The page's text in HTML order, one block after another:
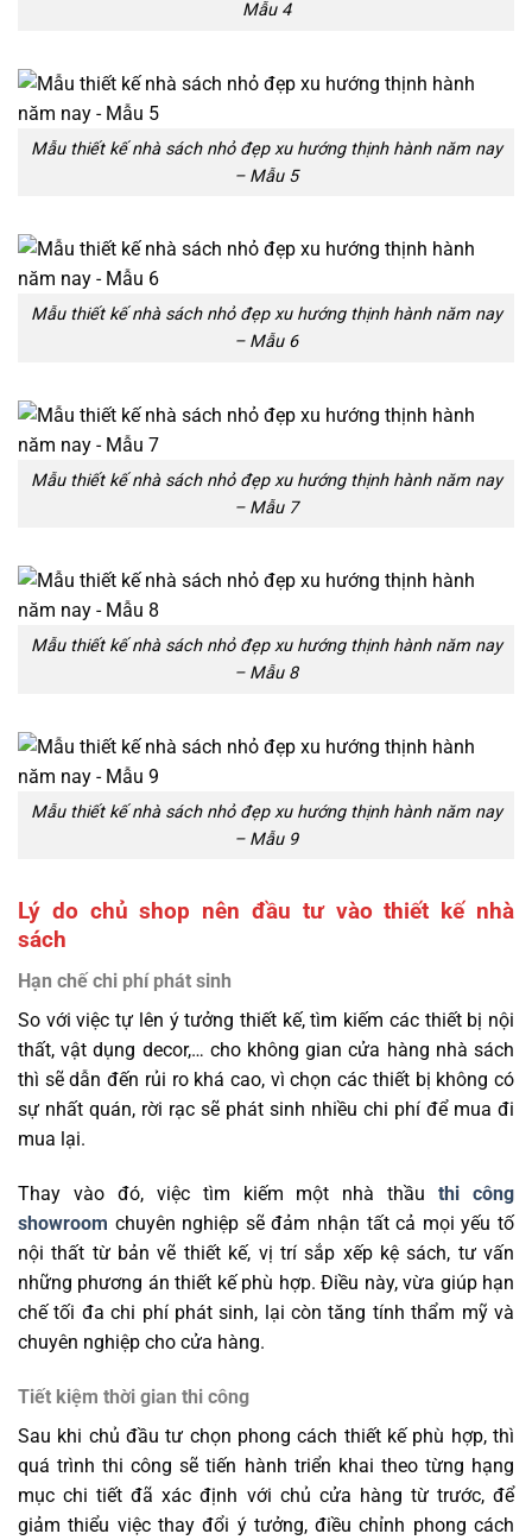
Mẫu 4
Mẫu thiết kế nhà sách nhỏ đẹp xu hướng thịnh hành năm nay
– Mẫu 5
Mẫu thiết kế nhà sách nhỏ đẹp xu hướng thịnh hành năm nay
– Mẫu 6
Mẫu thiết kế nhà sách nhỏ đẹp xu hướng thịnh hành năm nay
– Mẫu 7
Mẫu thiết kế nhà sách nhỏ đẹp xu hướng thịnh hành năm nay
– Mẫu 8
Mẫu thiết kế nhà sách nhỏ đẹp xu hướng thịnh hành năm nay
– Mẫu 9
Lý do chủ shop nên đầu tư vào thiết kế nhà
sách
Hạn chế chi phí phát sinh
So với việc tự lên ý tưởng thiết kế, tìm kiếm các thiết bị nội
thất, vật dụng decor,… cho không gian cửa hàng nhà sách
thì sẽ dẫn đến rủi ro khá cao, vì chọn các thiết bị không có
sự nhất quán, rời rạc sẽ phát sinh nhiều chi phí để mua đi
mua lại.
Thay vào đó, việc tìm kiếm một nhà thầu
thi công
showroom chuyên nghiệp sẽ đảm nhận tất cả mọi yếu tố
nội thất từ bản vẽ thiết kế, vị trí sắp xếp kệ sách, tư vấn
những phương án thiết kế phù hợp. Điều này, vừa giúp hạn
chế tối đa chi phí phát sinh, lại còn tăng tính thẩm mỹ và
chuyên nghiệp cho cửa hàng.
Tiết kiệm thời gian thi công
Sau khi chủ đầu tư chọn phong cách thiết kế phù hợp, thì
quá trình thi công sẽ tiến hành triển khai theo từng hạng
mục chi tiết đã xác định với chủ cửa hàng từ trước, để
giảm thiểu việc thay đổi ý tưởng, điều chỉnh phong cách